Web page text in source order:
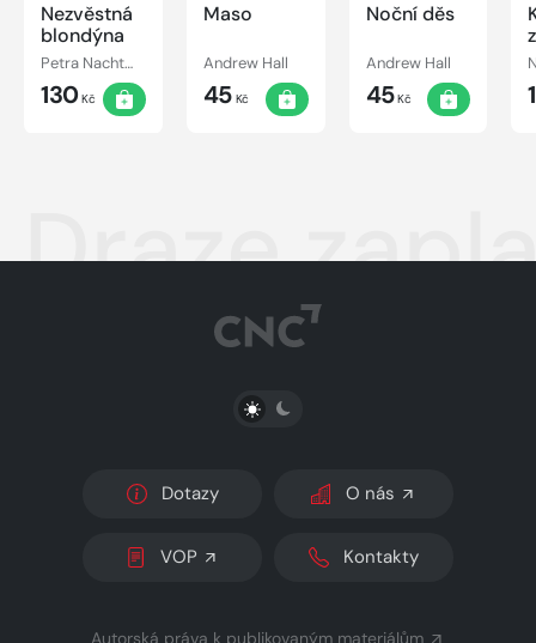
Nezvěstná
blondýna
Petra Nachtmanová
130Kč
Maso
Andrew Hall
45Kč
Noční děs
Andrew Hall
45Kč
Draze
PŘEPNOUT SVĚTLÝ/TMAVÝ REŽIM
Dotazy O nás
VOP Kontakty